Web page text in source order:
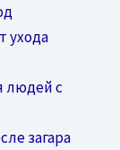
ухода
людей с
загара